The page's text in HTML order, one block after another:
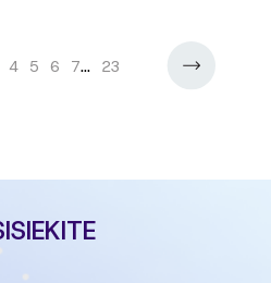
4 5 6 7... 23